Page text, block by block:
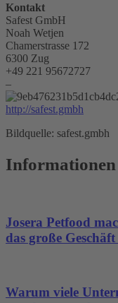
Kontakt
Safest GmbH
Noah Wetjen
Chamerstrasse 172
6300 Zug
+49 221 95672727
–
http://safest.gmbh
Bildquelle: safest.gmbh
Josera Petfood
das große
Warum viele